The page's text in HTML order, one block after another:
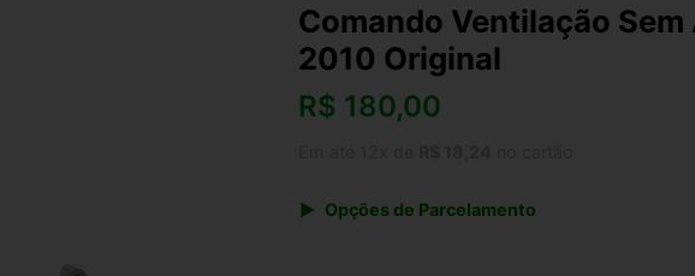
Comando Ventilação Sem
2010 Original
R$ 180,00
Opções de Parcelamento